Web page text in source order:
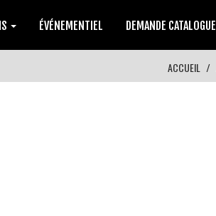
ÉVÉNEMENTIEL DEMANDE CATALOGUE
ACCUEIL